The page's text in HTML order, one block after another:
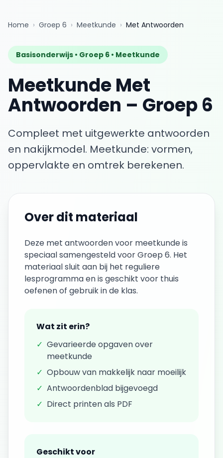
Home › Groep 6 › Meetkunde › Met Antwoorden
Basisonderwijs • Groep 6 • Meetkunde
MeetkundeMet
Antwoorden – Groep 6
Compleet met uitgewerkte antwoorden
en nakijkmodel. Meetkunde: vormen,
oppervlakte en omtrek berekenen.
Over dit materiaal
Deze met antwoordenvoor meetkundeis
speciaal samengesteld voorGroep 6. Het
materiaal sluit aan bij het reguliere
lesprogramma en is geschikt voor thuis
oefenen of gebruik in de klas.
Wat zit erin?
✓ Gevarieerde opgaven over
meetkunde
✓ Opbouw van makkelijk naar moeilijk
✓ Antwoordenblad bijgevoegd
✓ Direct printen als PDF
Geschikt voor